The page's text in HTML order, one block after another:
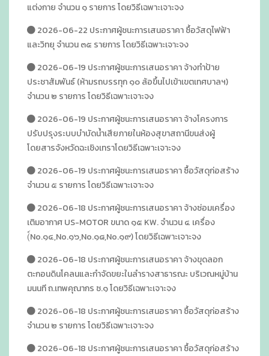
แต่งกาย จำนวน ๑ รายการ โดยวิธีเฉพาะเจาะจง
2026-06-22 ประกาศผู้ชนะการเสนอราคา ซื้อวัสดุไฟฟ้า
และวิทยุ จำนวน ๓๕ รายการ โดยวิธีเฉพาะเจาะจง
2026-06-19 ประกาศผู้ชนะการเสนอราคา จ้างทำป้าย
ประชาสัมพันธ์ (ห้ามรถบรรทุก ๑๐ ล้อขึ้นไปเข้าเขตเทศบาลฯ)
จำนวน ๒ รายการ โดยวิธีเฉพาะเจาะจง
2026-06-19 ประกาศผู้ชนะการเสนอราคา จ้างโครงการ
ปรับปรุงระบบบำบัดน้ำเสียภายในห้องสุขาสถานีขนส่งผู้
โดยสารจังหวัดฉะเชิงเทราโดยวิธีเฉพาะเจาะจง
2026-06-19 ประกาศผู้ชนะการเสนอราคา ซื้อวัสดุก่อสร้าง
จำนวน ๕ รายการ โดยวิธีเฉพาะเจาะจง
2026-06-18 ประกาศผู้ชนะการเสนอราคา จ้างซ่อมเครื่อง
เติมอากาศ US-MOTOR ขนาด ๑๕ KW. จำนวน ๔ เครื่อง
(์No.๑๔,No.๑๖,No.๑๘,No.๑๙) โดยวิธีเฉพาะเจาะจง
2026-06-18 ประกาศผู้ชนะการเสนอราคา จ้างขุดลอก
ตะกอนดินโคลนและกำจัดขยะในลำรางสาธารณะ บริเวณหมู่บ้าน
มนนที ถ.เทพคุณากร ซ.๑ โดยวิธีเฉพาะเจาะจง
2026-06-18 ประกาศผู้ชนะการเสนอราคา ซื้อวัสดุก่อสร้าง
จำนวน ๒ รายการ โดยวิธีเฉพาะเจาะจง
2026-06-18 ประกาศผู้ชนะการเสนอราคา ซื้อวัสดุก่อสร้าง